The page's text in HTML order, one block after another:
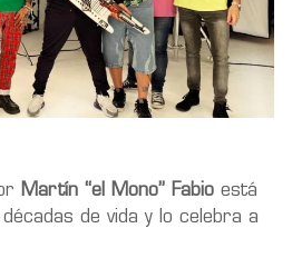
Martín “el Mono” Fabio está
de vida y lo celebra a